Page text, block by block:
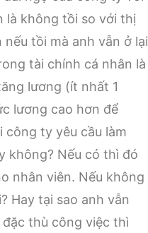
là không tồi so với thị
tồi mà anh vẫn ở lại
tài chính cá nhân là
lương (ít nhất 1
lương cao hơn để
ty yêu cầu làm
không? Nếu có thì đó
nhân viên. Nếu không
Hay tại sao anh vẫn
thù công việc thì